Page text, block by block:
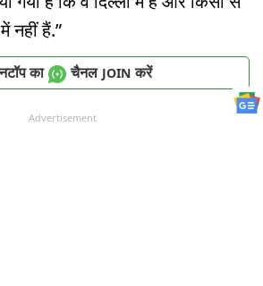
नहीं हैं.”
का चैनल JOIN करें
Advertisement